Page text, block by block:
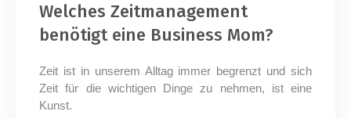
Welches Zeitmanagement
benötigt eine Business Mom?
Zeit ist in unserem Alltag immer begrenzt und sich
Zeit für die wichtigen Dinge zu nehmen, ist eine
Kunst.